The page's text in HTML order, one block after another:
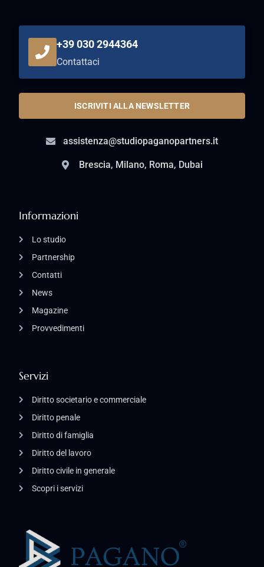
Servizi
Diritto societario e commerciale
Diritto penale
Diritto di famiglia
Diritto del lavoro
Diritto civile in generale
Scopri i servizi
Informazioni
Lo studio
Partnership
Contatti
News
Magazine
Provvedimenti
+39 030 2944364
Contattaci
ISCRIVITI ALLA NEWSLETTER
assistenza@studiopaganopartners.it
Brescia, Milano, Roma, Dubai